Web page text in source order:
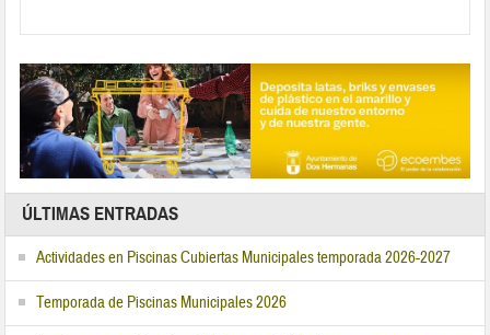
ÚLTIMAS ENTRADAS
Actividades en Piscinas Cubiertas Municipales temporada 2026-2027
Temporada de Piscinas Municipales 2026